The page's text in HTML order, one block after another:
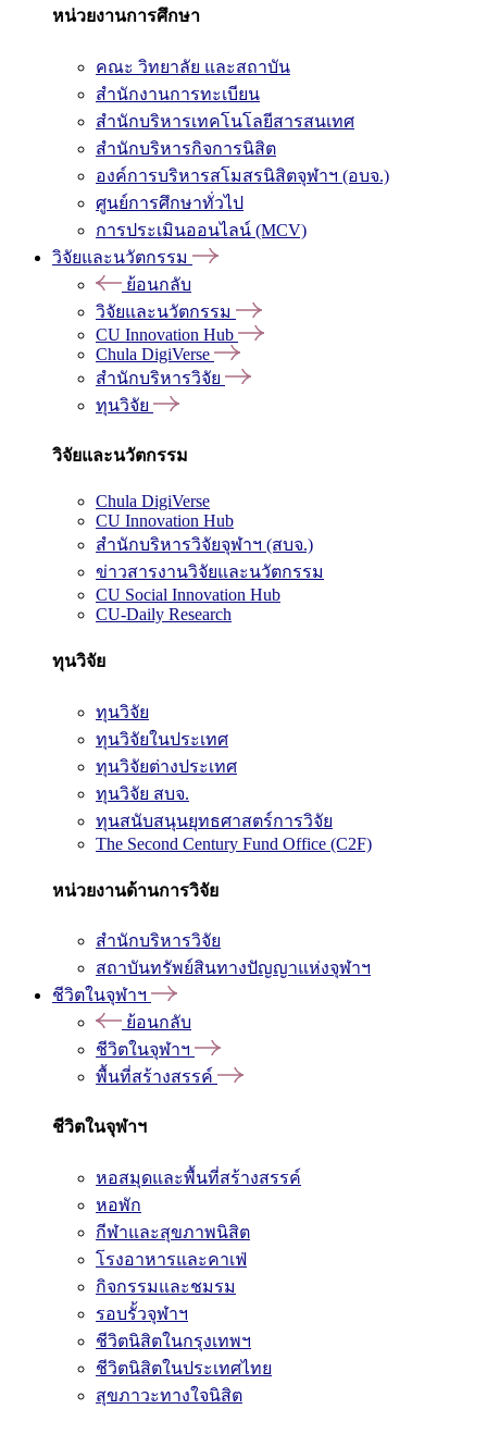
หน่วยงานการศึกษา
คณะ วิทยาลัย และสถาบัน
สำนักงานการทะเบียน
สำนักบริหารเทคโนโลยีสารสนเทศ
สำนักบริหารกิจการนิสิต
องค์การบริหารสโมสรนิสิตจุฬาฯ (อบจ.)
ศูนย์การศึกษาทั่วไป
การประเมินออนไลน์ (MCV)
วิจัยและนวัตกรรม
ย้อนกลับ
วิจัยและนวัตกรรม
CU Innovation Hub
Chula DigiVerse
สำนักบริหารวิจัย
ทุนวิจัย
วิจัยและนวัตกรรม
Chula DigiVerse
CU Innovation Hub
สำนักบริหารวิจัยจุฬาฯ (สบจ.)
ข่าวสารงานวิจัยและนวัตกรรม
CU Social Innovation Hub
CU-Daily Research
ทุนวิจัย
ทุนวิจัย
ทุนวิจัยในประเทศ
ทุนวิจัยต่างประเทศ
ทุนวิจัย สบจ.
ทุนสนับสนุนยุทธศาสตร์การวิจัย
The Second Century Fund Office (C2F)
หน่วยงานด้านการวิจัย
สำนักบริหารวิจัย
สถาบันทรัพย์สินทางปัญญาแห่งจุฬาฯ
ชีวิตในจุฬาฯ
ย้อนกลับ
ชีวิตในจุฬาฯ
พื้นที่สร้างสรรค์
ชีวิตในจุฬาฯ
หอสมุดและพื้นที่สร้างสรรค์
หอพัก
กีฬาและสุขภาพนิสิต
โรงอาหารและคาเฟ่
กิจกรรมและชมรม
รอบรั้วจุฬาฯ
ชีวิตนิสิตในกรุงเทพฯ
ชีวิตนิสิตในประเทศไทย
สุขภาวะทางใจนิสิต